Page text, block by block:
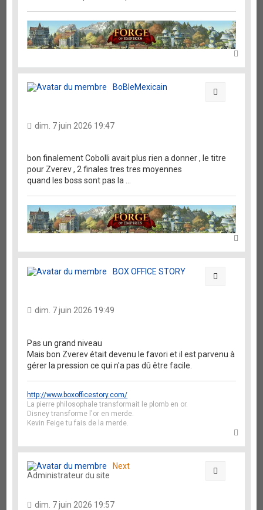
u
BoBleMexicain
dim. 7 juin 2026 19:47
bon finalement Cobolli avait plus rien a donner , le titre
pour Zverev , 2 finales tres tres moyennes
quand les boss sont pas la ...
u
BOX OFFICE STORY
dim. 7 juin 2026 19:49
Pas un grand niveau
Mais bon Zverev était devenu le favori et il est parvenu à
gérer la pression ce qui n'a pas dû être facile.
http://www.boxofficestory.com/
La pierre philosophale transformait le plomb en or.
Disney transforme l'or en merde.
Kevin Feige tu fais de la merde.
u
Next
Administrateur du site
dim. 7 juin 2026 19:57